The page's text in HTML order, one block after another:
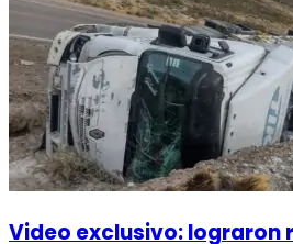
Video exclusivo: lograron